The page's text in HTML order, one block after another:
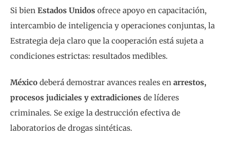
Si bien Estados Unidos ofrece apoyo en capacitación,
intercambio de inteligencia y operaciones conjuntas, la
Estrategia deja claro que la cooperación está sujeta a
condiciones estrictas: resultados medibles.
México deberá demostrar avances reales en arrestos,
procesos judiciales y extradiciones de líderes
criminales. Se exige la destrucción efectiva de
laboratorios de drogas sintéticas.